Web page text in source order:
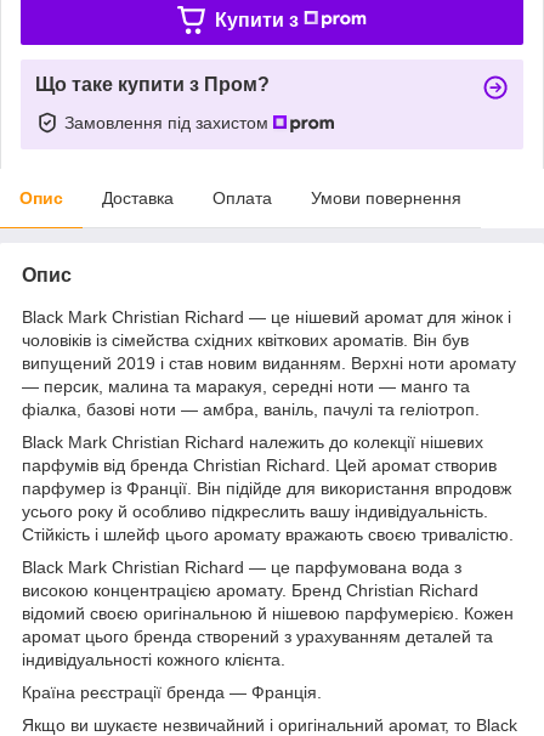
Купити з
Що таке купити з Пром?
Замовлення під захистом
Опис Доставка Оплата Умови повернення
Опис
Black Mark Christian Richard — це нішевий аромат для жінок і
чоловіків із сімейства східних квіткових ароматів. Він був
випущений 2019 і став новим виданням. Верхні ноти аромату
— персик, малина та маракуя, середні ноти — манго та
фіалка, базові ноти — амбра, ваніль, пачулі та геліотроп.
Black Mark Christian Richard належить до колекції нішевих
парфумів від бренда Christian Richard. Цей аромат створив
парфумер із Франції. Він підійде для використання впродовж
усього року й особливо підкреслить вашу індивідуальність.
Стійкість і шлейф цього аромату вражають своєю тривалістю.
Black Mark Christian Richard — це парфумована вода з
високою концентрацією аромату. Бренд Christian Richard
відомий своєю оригінальною й нішевою парфумерією. Кожен
аромат цього бренда створений з урахуванням деталей та
індивідуальності кожного клієнта.
Країна реєстрації бренда — Франція.
Якщо ви шукаєте незвичайний і оригінальний аромат, то Black